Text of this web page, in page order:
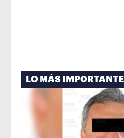
LO MÁS IMPORTANTE